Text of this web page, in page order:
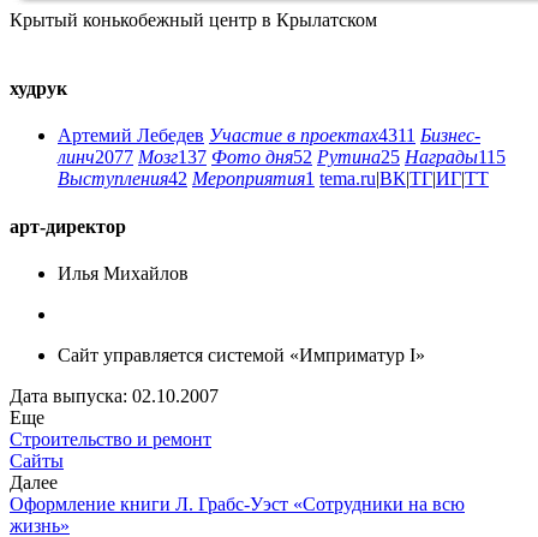
Крытый конькобежный центр в Крылатском
худрук
Артемий Лебедев Участие в проектах4311 Бизнес-
линч2077 Мозг137 Фото дня52 Рутина25 Награды115
Выступления42 Мероприятия1 tema.ru|ВК|ТГ|ИГ|ТТ
арт-директор
Илья Михайлов
Сайт управляется системой «Имприматур I»
Дата выпуска: 02.10.2007
Еще
Строительство и ремонт
Сайты
Далее
Оформление книги Л. Грабс-Уэст «Сотрудники на всю
жизнь»